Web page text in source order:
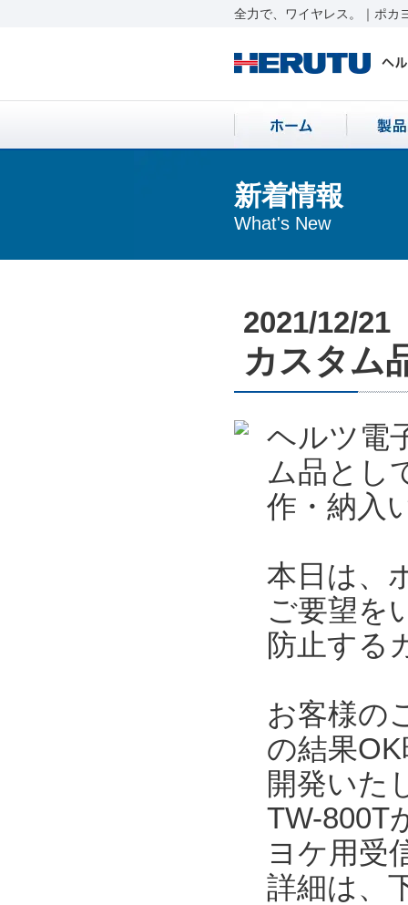
全力で、ワイヤレス。｜ポカ
新着情報
What's New
2021/12/21
カスタム
ヘルツ電
ム品とし
作・納入
本日は、
ご要望を
防止する
お客様の
の結果
開発いた
TW-800T
ヨケ用受
詳細は、